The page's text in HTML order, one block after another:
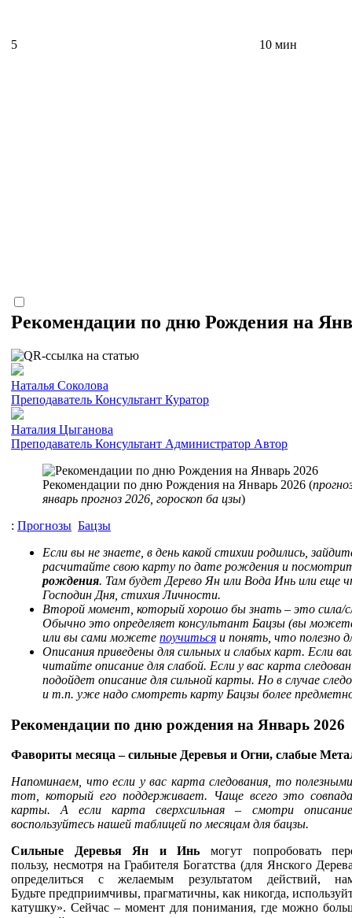
5 10 мин
Рекомендации по дню Рождения на
Наталья Соколова
Преподаватель Консультант Куратор
Наталия Цыганова
Преподаватель Консультант Администратор Автор
Рекомендации по дню Рождения на Январь 2026 (
январь прогноз 2026, гороскоп ба цзы)
: Прогнозы Бацзы
Если вы не знаете, в день какой стихии родились,
расчитайте свою карту по дате рождения и
рождения. Там будет Дерево Ян или Вода Инь или еще
Господин Дня, стихия Личности.
Второй момент, который хорошо бы знать – это сила/
Обычно это определяет консультант Бацзы (вы
или вы сами можете поучиться и понять, что полезно
Описания приведены для сильных и слабых карт. Если
читайте описание для слабой. Если у вас карта
подойдет описание для сильной карты. Но в случае
и т.п. уже надо смотреть карту Бацзы более
Рекомендации по дню рождения на Январь 2026
Фавориты месяца – сильные Деревья и Огни, слабые
Напоминаем, что если у вас карта следования, то
тот, который его поддерживает. Чаще всего это
карты. А если карта сверхсильная – смотри
воспользуйтесь нашей таблицей по месяцам для бацзы.
Сильные Деревья Ян и Инь могут попробовать
пользу, несмотря на Грабителя Богатства (для Янского
определиться с желаемым результатом действий,
Будьте предприимчивы, прагматичны, как никогда,
катушку». Сейчас – момент для понимания, где можно